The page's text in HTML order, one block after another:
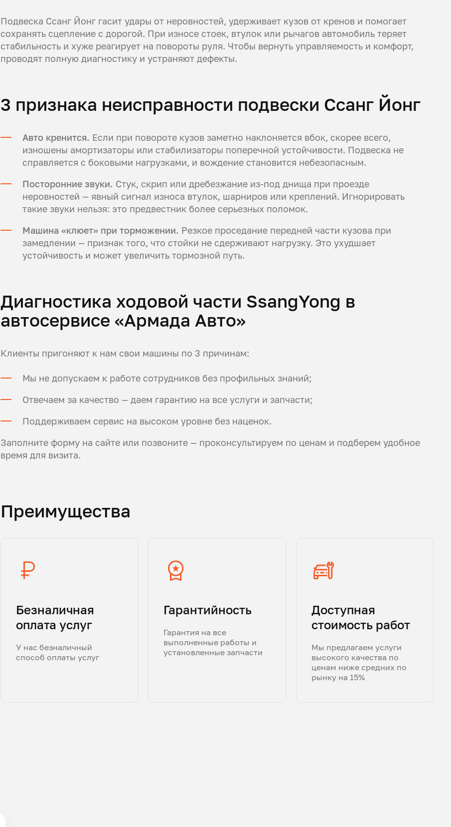
Подвеска Ссанг Йонг гасит удары от неровностей, удерживает кузов от кренов и помогает
сохранять сцепление с дорогой. При износе стоек, втулок или рычагов автомобиль теряет
стабильность и хуже реагирует на повороты руля. Чтобы вернуть управляемость и комфорт,
проводят полную диагностику и устраняют дефекты.
3 признака неисправности подвески Ссанг Йонг
Авто кренится. Если при повороте кузов заметно наклоняется вбок, скорее всего,
изношены амортизаторы или стабилизаторы поперечной устойчивости. Подвеска не
справляется с боковыми нагрузками, и вождение становится небезопасным.
Посторонние звуки. Стук, скрип или дребезжание из-под днища при проезде
неровностей — явный сигнал износа втулок, шарниров или креплений. Игнорировать
такие звуки нельзя: это предвестник более серьезных поломок.
Машина «клюет» при торможении. Резкое проседание передней части кузова при
замедлении — признак того, что стойки не сдерживают нагрузку. Это ухудшает
устойчивость и может увеличить тормозной путь.
Диагностика ходовой части SsangYong в
автосервисе «Армада Авто»
Клиенты пригоняют к нам свои машины по 3 причинам:
Мы не допускаем к работе сотрудников без профильных знаний;
Отвечаем за качество — даем гарантию на все услуги и запчасти;
Поддерживаем сервис на высоком уровне без наценок.
Заполните форму на сайте или позвоните — проконсультируем по ценам и подберем удобное
время для визита.
Преимущества
Безналичная
оплата услуг
У нас безналичный
способ оплаты услуг
Гарантийность
Гарантия на все
выполненные работы и
установленные запчасти
Доступная
стоимость работ
Мы предлагаем услуги
высокого качества по
ценам ниже средних по
рынку на 15%